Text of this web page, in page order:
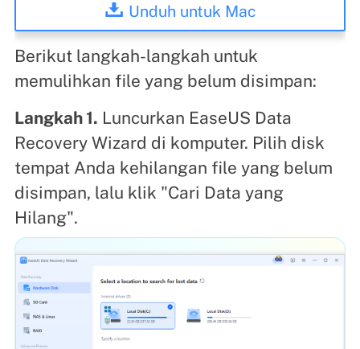
Unduh untuk Mac
Berikut langkah-langkah untuk
memulihkan file yang belum disimpan:
Langkah 1. Luncurkan EaseUS Data
Recovery Wizard di komputer. Pilih disk
tempat Anda kehilangan file yang belum
disimpan, lalu klik "Cari Data yang
Hilang".